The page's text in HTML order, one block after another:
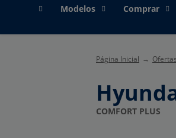
Modelos Comprar
Página Inicial Ofertas
COMFORT PLUS